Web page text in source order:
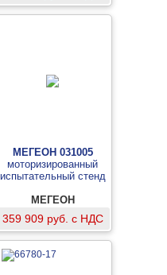
МЕГЕОН 031005
моторизированный
испытательный стенд
МЕГЕОН
359 909 руб. с НДС